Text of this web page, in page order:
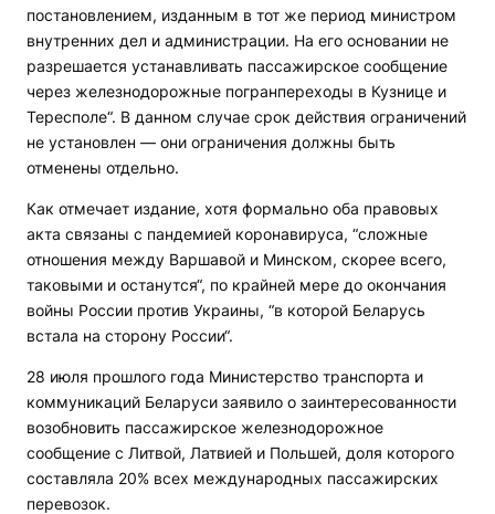
постановлением, изданным в тот же период министром
внутренних дел и администрации. На его основании не
разрешается устанавливать пассажирское сообщение
через железнодорожные погранпереходы в Кузнице и
Тересполе“. В данном случае срок действия ограничений
не установлен — они ограничения должны быть
отменены отдельно.
Как отмечает издание, хотя формально оба правовых
акта связаны с пандемией коронавируса, “сложные
отношения между Варшавой и Минском, скорее всего,
таковыми и останутся“, по крайней мере до окончания
войны России против Украины, “в которой Беларусь
встала на сторону России“.
28 июля прошлого года Министерство транспорта и
коммуникаций Беларуси заявило о заинтересованности
возобновить пассажирское железнодорожное
сообщение с Литвой, Латвией и Польшей, доля которого
составляла 20% всех международных пассажирских
перевозок.